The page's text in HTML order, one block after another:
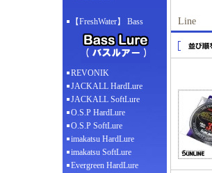
【FreshWater】 Bass
REVONIK
JACKALL HardLure
JACKALL SoftLure
O.S.P HardLure
O.S.P SoftLure
imakatsu HardLure
imakatsu SoftLure
Evergreen HardLure
Line